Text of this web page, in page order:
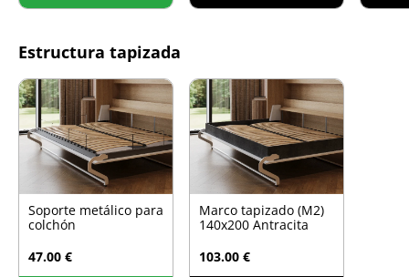
Estructura tapizada
Soporte metálico para
colchón
47.00 €
Marco tapizado (M2)
140x200 Antracita
103.00 €